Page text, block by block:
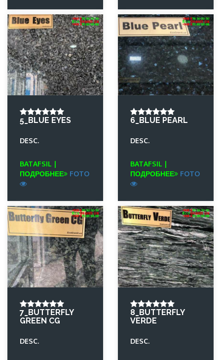
5_BLUE EYES
DESC.
BATAFSIL |
ПОДРОБНЕЕ
FOTO
6_BLUE PEARL
DESC.
BATAFSIL |
ПОДРОБНЕЕ
FOTO
7_BUTTERFLY
GREEN CG
DESC.
8_BUTTERFLY
VERDE
DESC.